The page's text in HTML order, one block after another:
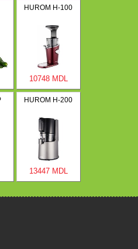
HUROM H-100
10748 MDL
HUROM H-200
13447 MDL